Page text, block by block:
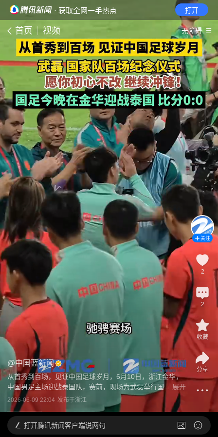
· 获取全网一手热点 打开
首页 视频 无障碍
@中国蓝新闻
从首秀到百场，见证中国足球岁月，6月10日，浙江金华，
中国男足主场迎战泰国队，赛前，现场为武磊举行国...
展开
2026-06-09 22:04 发布于浙江
关注
2
2
收藏
分享
打开腾讯新闻客户端说两句